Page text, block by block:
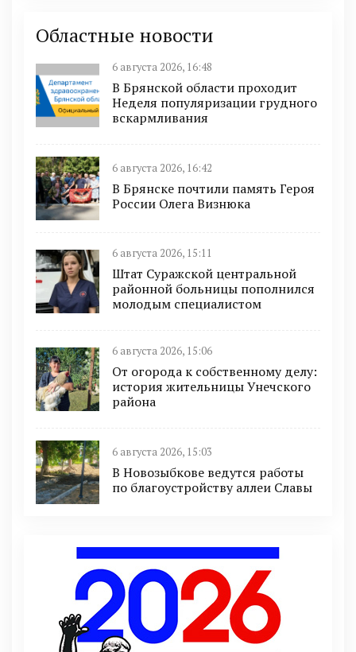
Областные новости
6 августа 2026, 16:48
В Брянской области проходит
Неделя популяризации грудного
вскармливания
6 августа 2026, 16:42
В Брянске почтили память Героя
России Олега Визнюка
6 августа 2026, 15:11
Штат Суражской центральной
районной больницы пополнился
молодым специалистом
6 августа 2026, 15:06
От огорода к собственному делу:
история жительницы Унечского
района
6 августа 2026, 15:03
В Новозыбкове ведутся работы
по благоустройству аллеи Славы